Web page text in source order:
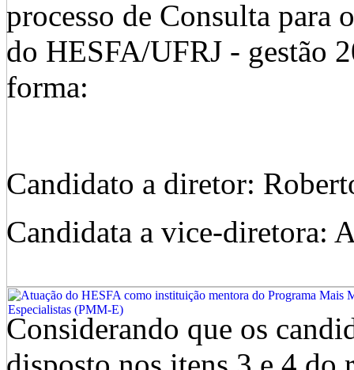
processo de Consulta para
do HESFA/UFRJ - gestão
forma:
Candidato a diretor:
Candidata a vice-diretora:
Considerando que os